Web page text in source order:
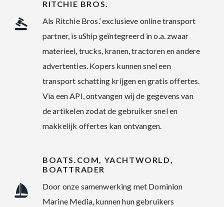
RITCHIE BROS.
Als Ritchie Bros.’ exclusieve online transport
partner, is uShip geïntegreerd in o.a. zwaar
materieel, trucks, kranen, tractoren en andere
advertenties. Kopers kunnen snel een
transport schatting krijgen en gratis offertes.
Via een API, ontvangen wij de gegevens van
de artikelen zodat de gebruiker snel en
makkelijk offertes kan ontvangen.
BOATS.COM, YACHTWORLD,
BOATTRADER
Door onze samenwerking met Dominion
Marine Media, kunnen hun gebruikers